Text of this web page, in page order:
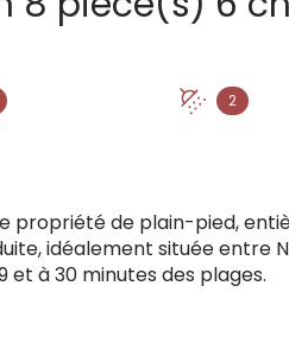
2
propriété de plain-pied,
idéalement située entre
et à 30 minutes des plages.